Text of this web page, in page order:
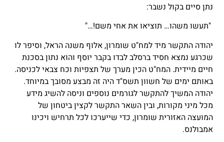
נתן סיים בקול נשבר:
"תעשו משהו… תוציאו את אחי משם!…"
יהודה התקשר מיד למח"ט שומרון, אלוף משנה הראל, וסיפר לו
שכרגע נמצא חסיד ברסלב לבדו בקבר יוסף והוא נתון בסכנת
חיים מיידית. המח"ט הכין מערך של תצפיות וכח צבאי לכניסה.
באותם ימים של חשוון תשס"ד היה זה מבצע מסובך במיוחד.
יהודה המשיך להתקשר לגורמים נוספים וניסה להשיג מידע
מכל מיני מקורות, ובין השאר התקשר לקצין ביטחון של
המועצה האזורית שומרון, כדי שייערכו לכל תרחיש ויכינו
אמבולנס.